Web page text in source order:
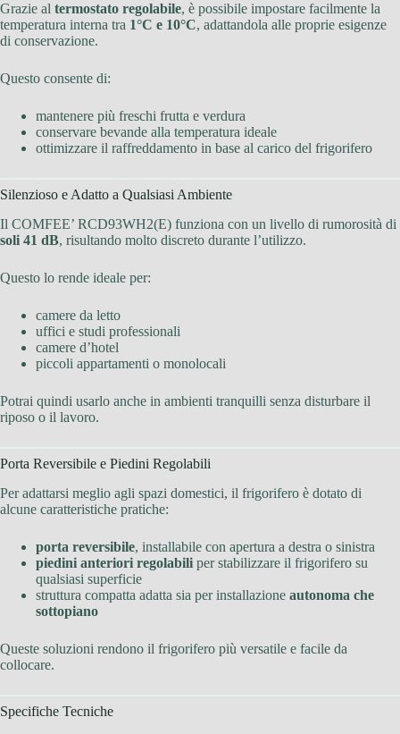
Grazie al termostato regolabile, è possibile impostare facilmente la
temperatura interna tra 1°C e 10°C, adattandola alle proprie esigenze
di conservazione.
Questo consente di:
mantenere più freschi frutta e verdura
conservare bevande alla temperatura ideale
ottimizzare il raffreddamento in base al carico del frigorifero
Silenzioso e Adatto a Qualsiasi Ambiente
Il COMFEE’ RCD93WH2(E) funziona con un livello di rumorosità di
soli 41 dB, risultando molto discreto durante l’utilizzo.
Questo lo rende ideale per:
camere da letto
uffici e studi professionali
camere d’hotel
piccoli appartamenti o monolocali
Potrai quindi usarlo anche in ambienti tranquilli senza disturbare il
riposo o il lavoro.
Porta Reversibile e Piedini Regolabili
Per adattarsi meglio agli spazi domestici, il frigorifero è dotato di
alcune caratteristiche pratiche:
porta reversibile, installabile con apertura a destra o sinistra
piedini anteriori regolabili per stabilizzare il frigorifero su
qualsiasi superficie
struttura compatta adatta sia per installazione autonoma che
sottopiano
Queste soluzioni rendono il frigorifero più versatile e facile da
collocare.
Specifiche Tecniche